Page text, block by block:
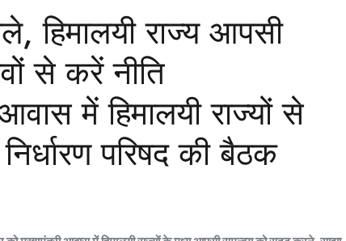
हिमालयी राज्य आपसी
से करें नीति
में हिमालयी राज्यों से
परिषद की बैठक